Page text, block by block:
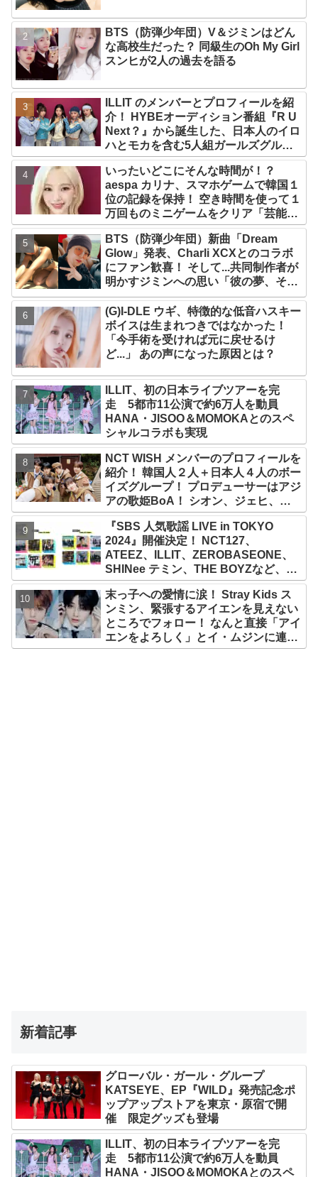
BTS（防弾少年団）V＆ジミンはどん
な高校生だった？ 同級生のOh My Girl
スンヒが2人の過去を語る
ILLIT のメンバーとプロフィールを紹
介！ HYBEオーディション番組『R U
Next？』から誕生した、日本人のイロ
ハとモカを含む5人組ガールズグルー
プ！ デビュー曲「Magnetic」がいき
なりの大ヒット
いったいどこにそんな時間が！？
aespa カリナ、スマホゲームで韓国１
位の記録を保持！ 空き時間を使って１
万回ものミニゲームをクリア「芸能人
たちが時間がないと言っているのは全
部嘘」
BTS（防弾少年団）新曲「Dream
Glow」発表、Charli XCXとのコラボ
にファン歓喜！ そして...共同制作者が
明かすジミンへの思い「彼の夢、そし
て彼の絶望から生まれた歌」
(G)I-DLE ウギ、特徴的な低音ハスキー
ボイスは生まれつきではなかった！
「今手術を受ければ元に戻せるけ
ど...」 あの声になった原因とは？
ILLIT、初の日本ライブツアーを完
走 5都市11公演で約6万人を動員
HANA・JISOO＆MOMOKAとのスペ
シャルコラボも実現
NCT WISH メンバーのプロフィールを
紹介！ 韓国人２人＋日本人４人のボー
イズグループ！ プロデューサーはアジ
アの歌姫BoA！ シオン、ジェヒ、リ
ク、ユウシ、リョウ、サクヤの魅力を
徹底解説
『SBS 人気歌謡 LIVE in TOKYO
2024』開催決定！ NCT127、
ATEEZ、ILLIT、ZEROBASEONE、
SHINee テミン、THE BOYZなど、豪
華アーティスト出演決定！ 10月12
日・13日、さいたまスーパーアリーナ
にて
末っ子への愛情に涙！ Stray Kids ス
ンミン、緊張するアイエンを見えない
ところでフォロー！ なんと直接「アイ
エンをよろしく」とイ・ムジンに連
絡… 愛にあふれたエピソードにファン
新着記事
グローバル・ガール・グループ
KATSEYE、EP『WILD』発売記念ポ
ップアップストアを東京・原宿で開
催 限定グッズも登場
ILLIT、初の日本ライブツアーを完
走 5都市11公演で約6万人を動員
HANA・JISOO＆MOMOKAとのスペ